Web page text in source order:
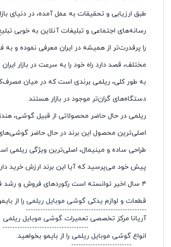
طبق ارزیابی و تحقیقات به عمل آمده، در دنیای
رسانه‌های اجتماعی و تبلیغات آنلاین به خوبی
را پرقدرت‌تر از همیشه در ایران معرفی نموده و
مختلف، قصد دارد راه خود را به سرعت در بازار ایران
به طور کلی، ریلمی برندی است که در میان
دستگاه‌های گران‌تر موجود در بازار هستند.
ریلمی در حال حاضر محصولاتی از قبیل گوشی،
اصلی‌ترین محصول این برند در حال حاضر
طراحی ساده و مینیمال، اصلی‌ترین ویژگی ریلمی
۴ سال اخیر توانسته است رکوردهای فروش و رشد فروش جالبی از خودش برجای بگذارد و خیال کاربر را از کیفیت محصولات ریلمی راحت کند.
قطعات و لوازم یدکی گوشی موبایل ریلمی را از
آریانا مرکز تخصصی تعمیرات گوشی موبایل ریلمی
انواع گوشی موبایل ریلمی را از بایمو بخواهید.